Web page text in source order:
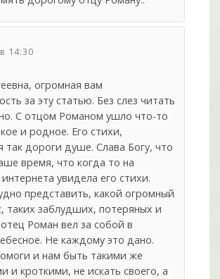
14:30
огромная вам
за эту статью. Без слез читать
С отцом Романом ушло что-то
и родное. Его стихи,
так дороги душе. Слава Богу, что
время, что когда то на
увидела его стихи.
представить, какой огромный
таких заблудших, потеряных и
Роман вел за собой в
Не каждому это дано.
и нам быть такими же
и кроткими, не искать своего, а